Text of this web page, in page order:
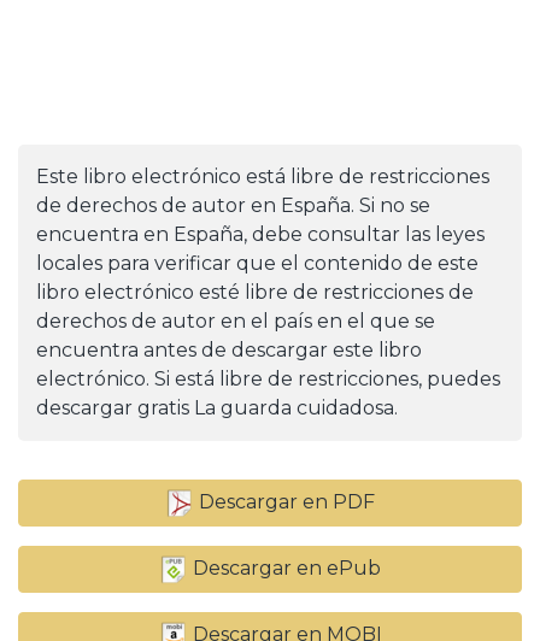
Este libro electrónico está libre de restricciones
de derechos de autor en España. Si no se
encuentra en España, debe consultar las leyes
locales para verificar que el contenido de este
libro electrónico esté libre de restricciones de
derechos de autor en el país en el que se
encuentra antes de descargar este libro
electrónico. Si está libre de restricciones, puedes
descargar gratis La guarda cuidadosa.
Descargar en PDF
Descargar en ePub
Descargar en MOBI